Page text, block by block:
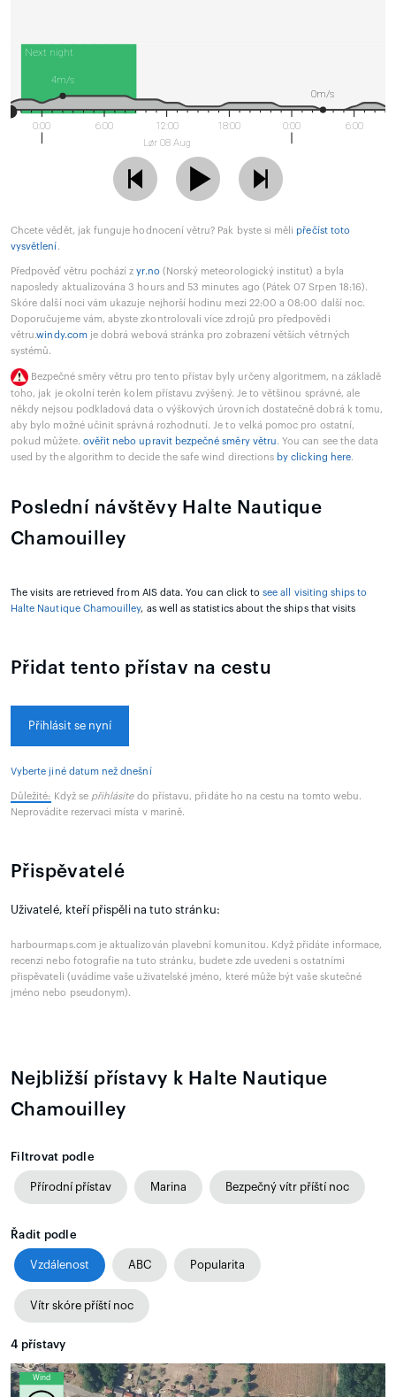
Next night
0:00 6:00
12:00
Lør 08 Aug
18:00 0:00 6:00
4m/s
0m/s
Chcete vědět, jak funguje hodnocení větru? Pak byste si měli přečíst toto
vysvětlení .
Předpověď větru pochází zyr.no (Norský meteorologický institut) a byla
naposledy aktualizována 3 hours and 53 minutes ago (Pátek 07 Srpen 18:16).
Skóre další noci vám ukazuje nejhorší hodinu mezi 22:00 a 08:00 další noc.
Doporučujeme vám, abyste zkontrolovali více zdrojů pro předpovědi
větru.windy.comje dobrá webová stránka pro zobrazení větších větrných
systémů.
Bezpečné směry větru pro tento přístav byly určeny algoritmem, na základě
toho, jak je okolní terén kolem přístavu zvýšený. Je to většinou správné, ale
někdy nejsou podkladová data o výškových úrovních dostatečně dobrá k tomu,
aby bylo možné učinit správná rozhodnutí. Je to velká pomoc pro ostatní,
pokud můžete. ověřit nebo upravit bezpečné směry větru. You can see the data
used by the algorithm to decide the safe wind directions by clicking here.
Poslední návštěvy Halte Nautique
Chamouilley
The visits are retrieved from AIS data. You can click tosee all visiting ships to
Halte Nautique Chamouilley, as well as statistics about the ships that visits
Přidat tento přístav na cestu
Přihlásit se nyní
Vyberte jiné datum než dnešní
Důležité: Když se přihlásítedo přístavu, přidáte ho na cestu na tomto webu.
Neprovádíte rezervaci místa v marině.
Přispěvatelé
Uživatelé, kteří přispěli na tuto stránku:
harbourmaps.com je aktualizován plavební komunitou. Když přidáte informace,
recenzi nebo fotografie na tuto stránku, budete zde uvedeni s ostatními
přispěvateli (uvádíme vaše uživatelské jméno, které může být vaše skutečné
jméno nebo pseudonym).
Nejbližší přístavy k Halte Nautique
Chamouilley
Filtrovat podle
Přírodní přístav Marina Bezpečný vítr příští noc
Řadit podle
Vzdálenost ABC Popularita
Vítr skóre příští noc
4 přístavy
Wind